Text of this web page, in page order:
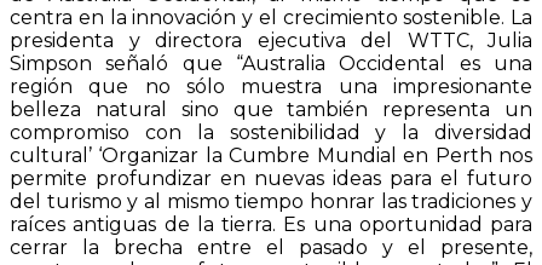
centra en la innovación y el crecimiento sostenible. La
presidenta y directora ejecutiva del WTTC, Julia
Simpson señaló que “Australia Occidental es una
región que no sólo muestra una impresionante
belleza natural sino que también representa un
compromiso con la sostenibilidad y la diversidad
cultural’ ‘Organizar la Cumbre Mundial en Perth nos
permite profundizar en nuevas ideas para el futuro
del turismo y al mismo tiempo honrar las tradiciones y
raíces antiguas de la tierra. Es una oportunidad para
cerrar la brecha entre el pasado y el presente,